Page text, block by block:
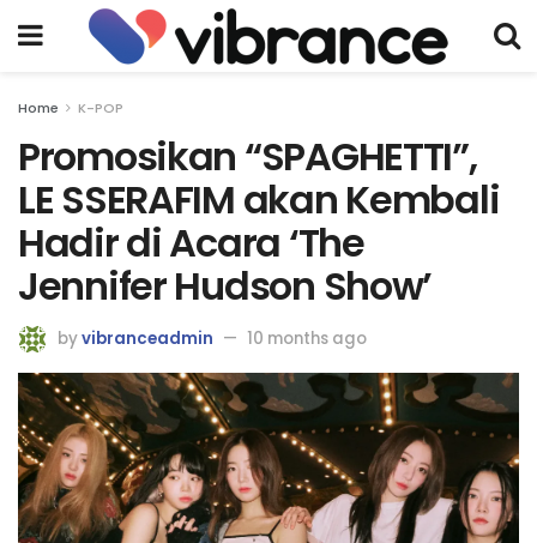
Home K-POP
Promosikan “SPAGHETTI”,
LE SSERAFIM akan Kembali
Hadir di Acara ‘The
Jennifer Hudson Show’
byvibranceadmin 10 months ago